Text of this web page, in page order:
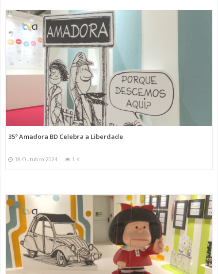
35º Amadora BD Celebra a Liberdade
18 Outubro 2024 1 K